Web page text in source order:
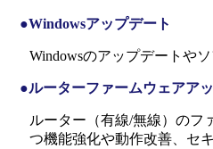
●Windowsアップデート
Windowsのアップデートや
●ルーターファームウェアア
ルーター（有線/無線）のフ
つ機能強化や動作改善、セ